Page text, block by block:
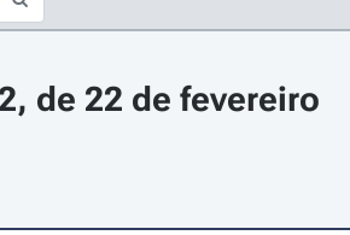
de 22 de fevereiro